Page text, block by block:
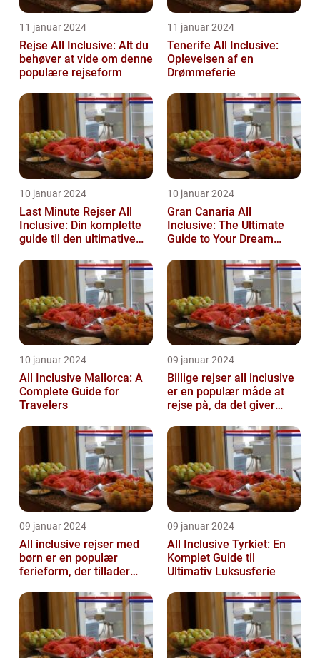
11 januar 2024
Rejse All Inclusive: Alt du
behøver at vide om denne
populære rejseform
11 januar 2024
Tenerife All Inclusive:
Oplevelsen af en
Drømmeferie
10 januar 2024
Last Minute Rejser All
Inclusive: Din komplette
guide til den ultimative
ferieoplevelse
10 januar 2024
Gran Canaria All
Inclusive: The Ultimate
Guide to Your Dream
10 januar 2024
All Inclusive Mallorca: A
Complete Guide for
Travelers
09 januar 2024
Billige rejser all inclusive
er en populær måde at
rejse på, da det giver
ko...
09 januar 2024
All inclusive rejser med
børn er en populær
ferieform, der tillader
afslappende ...
09 januar 2024
All Inclusive Tyrkiet: En
Komplet Guide til
Ultimativ Luksusferie